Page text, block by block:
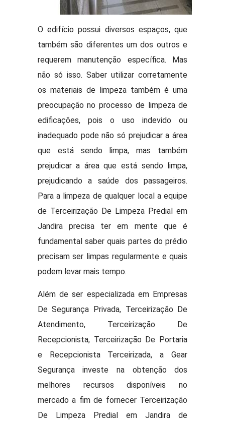
O edifício possui diversos espaços, que
também são diferentes um dos outros e
requerem manutenção específica. Mas
não só isso. Saber utilizar corretamente
os materiais de limpeza também é uma
preocupação no processo de limpeza de
edificações, pois o uso indevido ou
inadequado pode não só prejudicar a área
que está sendo limpa, mas também
prejudicar a área que está sendo limpa,
prejudicando a saúde dos passageiros.
Para a limpeza de qualquer local a equipe
de Terceirização De Limpeza Predial em
Jandira precisa ter em mente que é
fundamental saber quais partes do prédio
precisam ser limpas regularmente e quais
podem levar mais tempo.
Além de ser especializada em Empresas
De Segurança Privada, Terceirização De
Atendimento, Terceirização De
Recepcionista, Terceirização De Portaria
e Recepcionista Terceirizada, a Gear
Segurança investe na obtenção dos
melhores recursos disponíveis no
mercado a fim de fornecer Terceirização
De Limpeza Predial em Jandira de